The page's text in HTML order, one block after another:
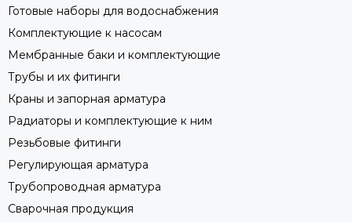
Готовые наборы для водоснабжения
Комплектующие к насосам
Мембранные баки и комплектующие
Трубы и их фитинги
Краны и запорная арматура
Радиаторы и комплектующие к ним
Резьбовые фитинги
Регулирующая арматура
Трубопроводная арматура
Сварочная продукция